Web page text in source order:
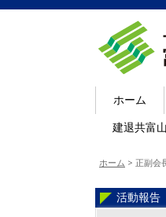
ホーム
建退共富
ホーム > 正副会
活動報告